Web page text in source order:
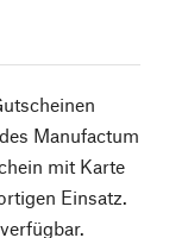
Manufactum
mit Karte
Einsatz.